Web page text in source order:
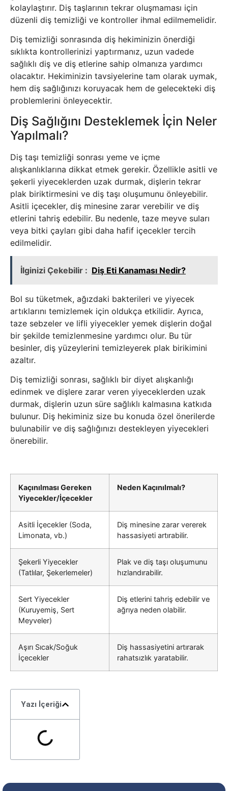
kolaylaştırır. Diş taşlarının tekrar oluşmaması için
düzenli diş temizliği ve kontroller ihmal edilmemelidir.
Diş temizliği sonrasında diş hekiminizin önerdiği
sıklıkta kontrollerinizi yaptırmanız, uzun vadede
sağlıklı diş ve diş etlerine sahip olmanıza yardımcı
olacaktır. Hekiminizin tavsiyelerine tam olarak uymak,
hem diş sağlığınızı koruyacak hem de gelecekteki diş
problemlerini önleyecektir.
Diş Sağlığını Desteklemek İçin Neler
Yapılmalı?
Diş taşı temizliği sonrası yeme ve içme
alışkanlıklarına dikkat etmek gerekir. Özellikle asitli ve
şekerli yiyeceklerden uzak durmak, dişlerin tekrar
plak biriktirmesini ve diş taşı oluşumunu önleyebilir.
Asitli içecekler, diş minesine zarar verebilir ve diş
etlerini tahriş edebilir. Bu nedenle, taze meyve suları
veya bitki çayları gibi daha hafif içecekler tercih
edilmelidir.
İlginizi Çekebilir : Diş Eti Kanaması Nedir?
Bol su tüketmek, ağızdaki bakterileri ve yiyecek
artıklarını temizlemek için oldukça etkilidir. Ayrıca,
taze sebzeler ve lifli yiyecekler yemek dişlerin doğal
bir şekilde temizlenmesine yardımcı olur. Bu tür
besinler, diş yüzeylerini temizleyerek plak birikimini
azaltır.
Diş temizliği sonrası, sağlıklı bir diyet alışkanlığı
edinmek ve dişlere zarar veren yiyeceklerden uzak
durmak, dişlerin uzun süre sağlıklı kalmasına katkıda
bulunur. Diş hekiminiz size bu konuda özel önerilerde
bulunabilir ve diş sağlığınızı destekleyen yiyecekleri
önerebilir.
Kaçınılması Gereken
Yiyecekler/İçecekler
Neden Kaçınılmalı?
Asitli İçecekler (Soda,
Limonata, vb.)
Diş minesine zarar vererek
hassasiyeti artırabilir.
Şekerli Yiyecekler
(Tatlılar, Şekerlemeler)
Plak ve diş taşı oluşumunu
hızlandırabilir.
Sert Yiyecekler
(Kuruyemiş, Sert
Meyveler)
Diş etlerini tahriş edebilir ve
ağrıya neden olabilir.
Aşırı Sıcak/Soğuk
İçecekler
Diş hassasiyetini artırarak
rahatsızlık yaratabilir.
Yazı İçeriği